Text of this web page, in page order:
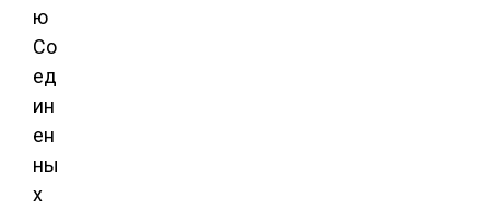
ю
Со
ед
ин
ен
ны
х